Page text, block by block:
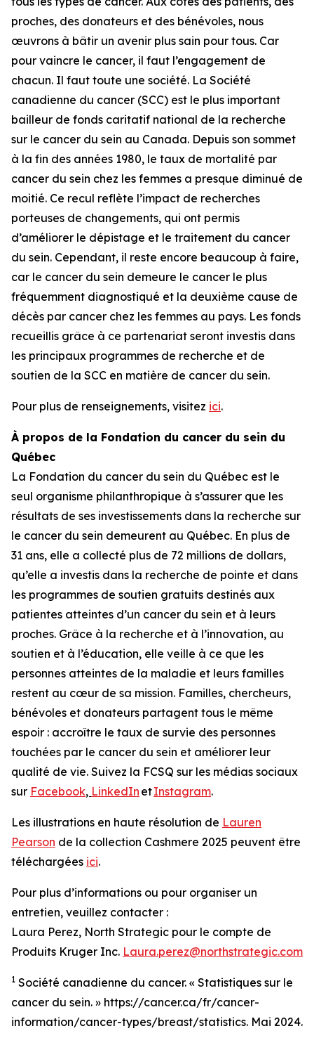
proches, des donateurs et des bénévoles, nous
œuvrons à bâtir un avenir plus sain pour tous. Car
pour vaincre le cancer, il faut l’engagement de
chacun. Il faut toute une société. La Société
canadienne du cancer (SCC) est le plus important
bailleur de fonds caritatif national de la recherche
sur le cancer du sein au Canada. Depuis son sommet
à la fin des années 1980, le taux de mortalité par
cancer du sein chez les femmes a presque diminué de
moitié. Ce recul reflète l’impact de recherches
porteuses de changements, qui ont permis
d’améliorer le dépistage et le traitement du cancer
du sein. Cependant, il reste encore beaucoup à faire,
car le cancer du sein demeure le cancer le plus
fréquemment diagnostiqué et la deuxième cause de
décès par cancer chez les femmes au pays. Les fonds
recueillis grâce à ce partenariat seront investis dans
les principaux programmes de recherche et de
soutien de la SCC en matière de cancer du sein.
Pour plus de renseignements, visitez ici.
À propos de la Fondation du cancer du sein du
Québec
La Fondation du cancer du sein du Québec est le
seul organisme philanthropique à s’assurer que les
résultats de ses investissements dans la recherche sur
le cancer du sein demeurent au Québec. En plus de
31 ans, elle a collecté plus de 72 millions de dollars,
qu’elle a investis dans la recherche de pointe et dans
les programmes de soutien gratuits destinés aux
patientes atteintes d’un cancer du sein et à leurs
proches. Grâce à la recherche et à l’innovation, au
soutien et à l’éducation, elle veille à ce que les
personnes atteintes de la maladie et leurs familles
restent au cœur de sa mission. Familles, chercheurs,
bénévoles et donateurs partagent tous le même
espoir : accroître le taux de survie des personnes
touchées par le cancer du sein et améliorer leur
qualité de vie. Suivez la FCSQ sur les médias sociaux
sur Facebook, LinkedIn etInstagram.
Les illustrations en haute résolution de Lauren
Pearson de la collection Cashmere 2025 peuvent être
téléchargées ici.
Pour plus d’informations ou pour organiser un
entretien, veuillez contacter :
Laura Perez, North Strategic pour le compte de
Produits Kruger Inc. Laura.perez@northstrategic.com
1 Société canadienne du cancer. « Statistiques sur le
cancer du sein. » https://cancer.ca/fr/cancer-
information/cancer-types/breast/statistics. Mai 2024.